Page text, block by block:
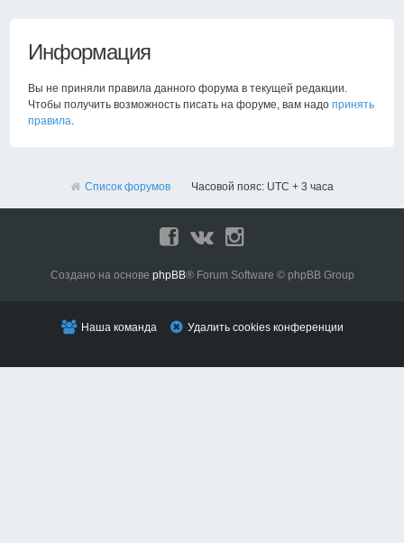
Информация
Вы не приняли правила данного форума в текущей редакции.
Чтобы получить возможность писать на форуме, вам надопринять
правила.
Список форумов Часовой пояс: UTC + 3 часа
Создано на основе phpBB® Forum Software © phpBB Group
Наша команда Удалить cookies конференции